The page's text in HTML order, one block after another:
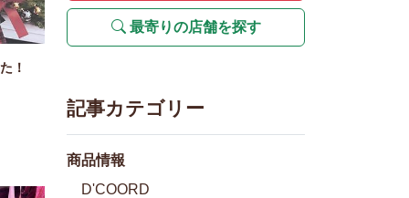
！
最寄りの店舗を探す
記事カテゴリー
商品情報
D'COORD